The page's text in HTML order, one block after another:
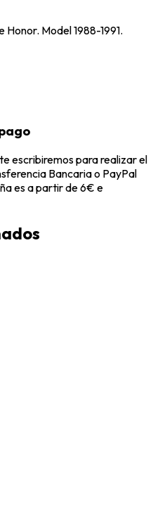
Honor. Model 1988-1991.
escribiremos para realizar el
Bancaria o PayPal
es a partir de 6€ e